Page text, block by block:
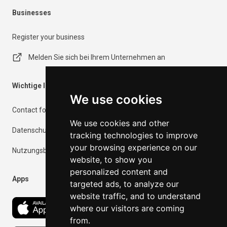
We use cookies
We use cookies and other
tracking technologies to improve
your browsing experience on our
website, to show you
personalized content and
targeted ads, to analyze our
website traffic, and to understand
where our visitors are coming
from.
Businesses
Register your business
Melden Sie sich bei Ihrem Unternehmen an
Wichtige Informationen
Contact form
Datenschutzrichtlinie
Nutzungsbedingungen
Apps